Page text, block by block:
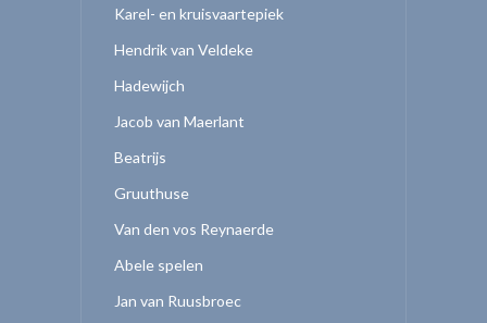
Karel- en kruisvaartepiek
Hendrik van Veldeke
Hadewijch
Jacob van Maerlant
Beatrijs
Gruuthuse
Van den vos Reynaerde
Abele spelen
Jan van Ruusbroec